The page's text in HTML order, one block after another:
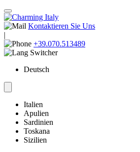
Kontaktieren Sie Uns
|
+39.070.513489
Deutsch
Italien
Apulien
Sardinien
Toskana
Sizilien